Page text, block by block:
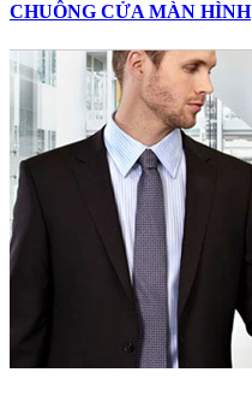
CHUÔNG CỬA MÀN HÌNH